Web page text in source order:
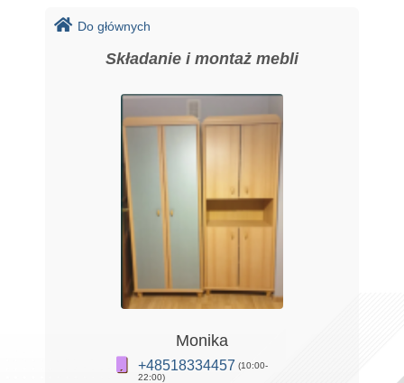
Do głównych
Składanie i montaż mebli
Monika
+48518334457 (10:00-
22:00)